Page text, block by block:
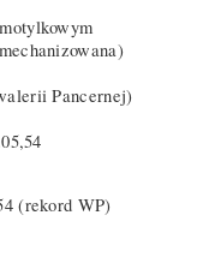
Pancernej)
(rekord WP)